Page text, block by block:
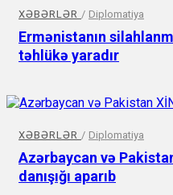
XƏBƏRLƏR / Diplomatiya
Ermənistanın
təhlükə yaradır
XƏBƏRLƏR / Diplomatiya
Azərbaycan və
danışığı aparıb